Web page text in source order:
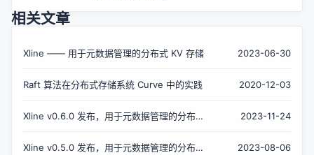
相关文章
Xline —— 用于元数据管理的分布式 KV 存储 2023-06-30
Raft 算法在分布式存储系统 Curve 中的实践 2020-12-03
Xline v0.6.0 发布，用于元数据管理的分布式
2023-11-24
Xline v0.5.0 发布，用于元数据管理的分布式
2023-08-06